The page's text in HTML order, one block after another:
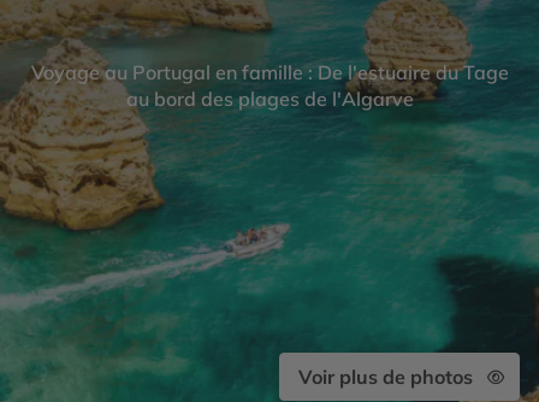
Voyage au Portugal en famille : De l'estuaire du Tage
au bord des plages de l'Algarve
Voir plus de photos